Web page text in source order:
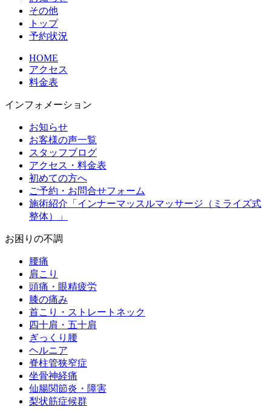
その他
トップ
予約状況
HOME
アクセス
料金表
インフォメーション
お知らせ
お客様の声一覧
スタッフブログ
アクセス・料金表
初めての方へ
ご予約・お問合せフォーム
施術紹介「インナーマッスルマッサージ（ミライズ式
整体）」
お困りの不調
腰痛
肩こり
頭痛・眼精疲労
膝の痛み
首こり・ストレートネック
四十肩・五十肩
ぎっくり腰
ヘルニア
脊柱管狭窄症
坐骨神経痛
仙腸関節炎・障害
梨状筋症候群